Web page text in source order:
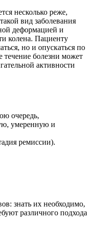
несколько реже,
вид заболевания
деформацией и
колена. Пациенту
но и опускаться по
течение болезни может
активности
очередь,
умеренную и
ремиссии).
знать их необходимо,
различного подхода